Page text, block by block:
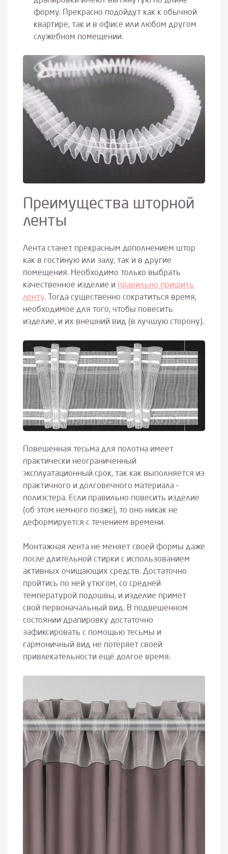
форму. Прекрасно подойдут как к обычной
квартире, так и в офисе или любом другом
служебном помещении.
Преимущества шторной
ленты
Лента станет прекрасным дополнением штор
как в гостиную или залу, так и в другие
помещения. Необходимо только выбрать
качественное изделие и правильно пришить
ленту. Тогда существенно сократиться время,
необходимое для того, чтобы повесить
изделие, и их внешний вид (в лучшую сторону).
Повешенная тесьма для полотна имеет
практически неограниченный
эксплуатационный срок, так как выполняется из
практичного и долговечного материала –
полиэстера. Если правильно повесить изделие
(об этом немного позже), то оно никак не
деформируется с течением времени.
Монтажная лента не меняет своей формы даже
после длительной стирки с использованием
активных очищающих средств. Достаточно
пройтись по ней утюгом, со средней
температурой подошвы, и изделие примет
свой первоначальный вид. В подвешенном
состоянии драпировку достаточно
зафиксировать с помощью тесьмы и
гармоничный вид не потеряет своей
привлекательности ещё долгое время.